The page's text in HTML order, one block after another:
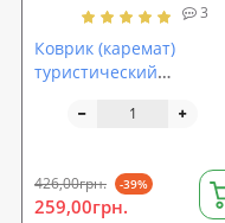
3
Коврик (каремат)
туристический
Камуфляж 8мм (FI-0044)
426,00грн. -39%
259,00грн.